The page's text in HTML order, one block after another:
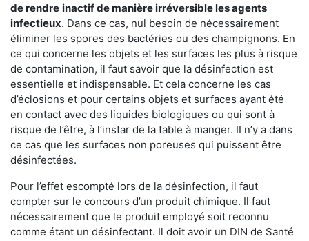
de rendre inactif de manière irréversible les agents
infectieux. Dans ce cas, nul besoin de nécessairement
éliminer les spores des bactéries ou des champignons. En
ce qui concerne les objets et les surfaces les plus à risque
de contamination, il faut savoir que la désinfection est
essentielle et indispensable. Et cela concerne les cas
d’éclosions et pour certains objets et surfaces ayant été
en contact avec des liquides biologiques ou qui sont à
risque de l’être, à l’instar de la table à manger. II n’y a dans
ce cas que les surfaces non poreuses qui puissent être
désinfectées.
Pour l’effet escompté lors de la désinfection, il faut
compter sur le concours d’un produit chimique. Il faut
nécessairement que le produit employé soit reconnu
comme étant un désinfectant. Il doit avoir un DIN de Santé